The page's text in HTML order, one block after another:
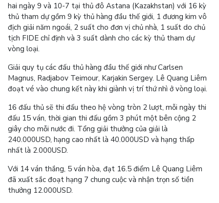
hai ngày 9 và 10-7 tại thủ đô Astana (Kazakhstan) với 16 kỳ
thủ tham dự gồm 9 kỳ thủ hàng đầu thế giới, 1 đương kim vô
địch giải năm ngoái, 2 suất cho đơn vị chủ nhà, 1 suất do chủ
tịch FIDE chỉ định và 3 suất dành cho các kỳ thủ tham dự
vòng loại.
Giải quy tụ các đấu thủ hàng đầu thế giới như Carlsen
Magnus, Radjabov Teimour, Karjakin Sergey. Lê Quang Liêm
đoạt vé vào chung kết này khi giành vị trí thứ nhì ở vòng loại.
16 đấu thủ sẽ thi đấu theo hệ vòng tròn 2 lượt, mỗi ngày thi
đấu 15 ván, thời gian thi đấu gồm 3 phút một bên cộng 2
giây cho mỗi nước đi. Tổng giải thưởng của giải là
240.000USD, hạng cao nhất là 40.000USD và hạng thấp
nhất là 2.000USD.
Với 14 ván thắng, 5 ván hòa, đạt 16.5 điểm Lê Quang Liêm
đã xuất sắc đoạt hạng 7 chung cuộc và nhận trọn số tiền
thưởng 12.000USD.